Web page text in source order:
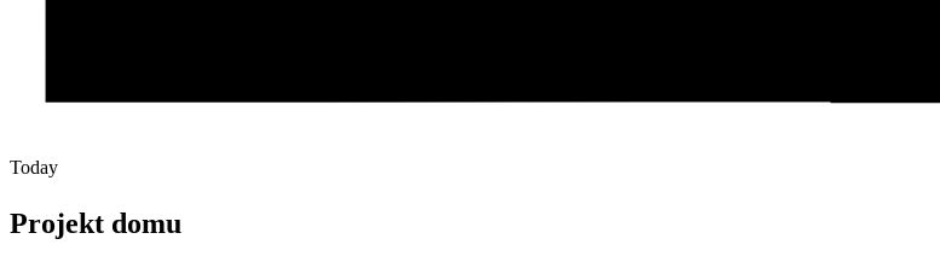
Today
Projekt domu